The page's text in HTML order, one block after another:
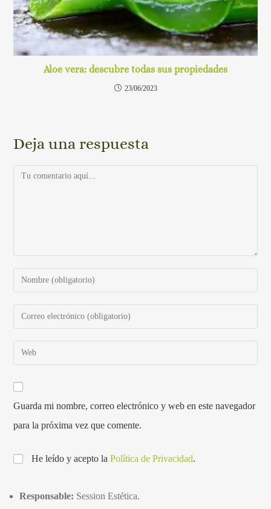
Aloe vera: descubre todas sus propiedades
23/06/2023
Deja una respuesta
Guarda mi nombre, correo electrónico y web en este navegador
para la próxima vez que comente.
He leído y acepto laPolítica de Privacidad.
Responsable: Session Estética.